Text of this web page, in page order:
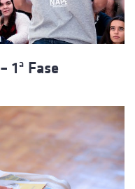
1ª Fase